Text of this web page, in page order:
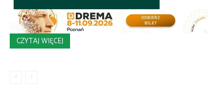
CZYTAJ WIĘCEJ